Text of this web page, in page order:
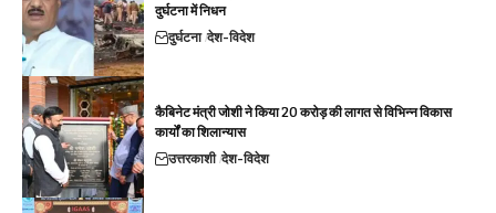
दुर्घटना में निधन
दुर्घटना देश-विदेश
कैबिनेट मंत्री जोशी ने किया 20 करोड़ की लागत से विभिन्न विकास
कार्यों का शिलान्यास
उत्तरकाशी देश-विदेश